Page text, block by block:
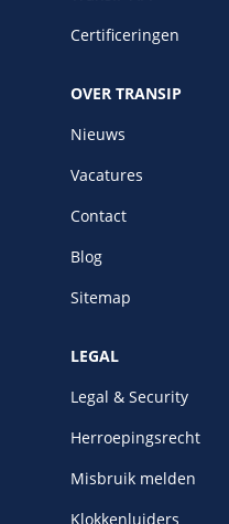
Certificeringen
OVER TRANSIP
Nieuws
Vacatures
Contact
Blog
Sitemap
LEGAL
Legal & Security
Herroepingsrecht
Misbruik melden
Klokkenluiders